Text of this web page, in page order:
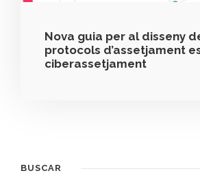
Nova guia per al disseny
protocols d’assetjament
ciberassetjament
BUSCAR